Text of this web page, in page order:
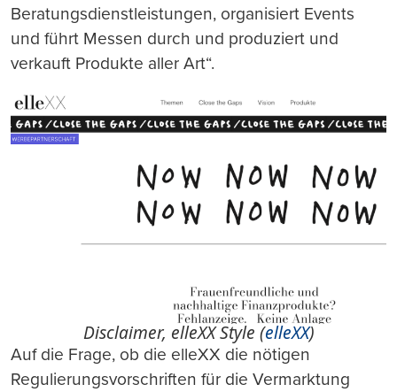
Beratungsdienstleistungen, organisiert Events
und führt Messen durch und produziert und
verkauft Produkte aller Art“.
Disclaimer, elleXX Style (elleXX)
Auf die Frage, ob die elleXX die nötigen
Regulierungsvorschriften für die Vermarktung